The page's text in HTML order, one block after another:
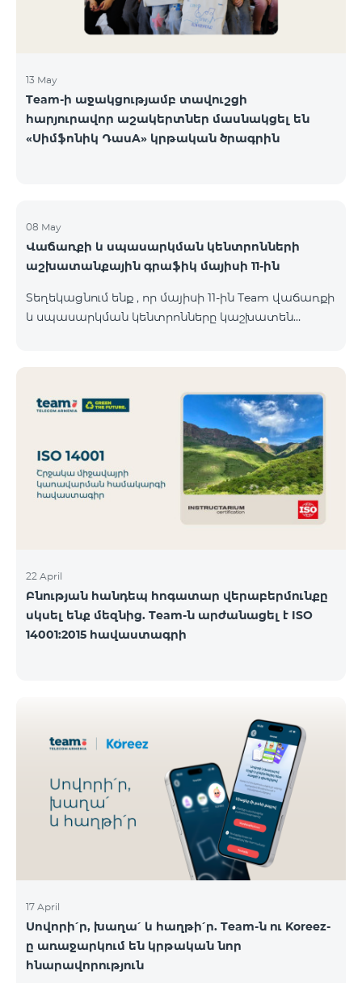
13 May
Team-ի աջակցությամբ տավուշցի
հարյուրավոր աշակերտներ մասնակցել են
«Սիմֆոնիկ ԴասA» կրթական ծրագրին
08 May
Վաճառքի և սպասարկման կենտրոնների
աշխատանքային գրաֆիկ մայիսի 11-ին
Տեղեկացնում ենք , որ մայիսի 11-ին Team վաճառքի
և սպասարկման կենտրոնները կաշխատեն
Բնականուն գրաֆիկը Մայիսի 11-ի փոփոխված
գրաֆիկը Երևան Կիլիկիա 09:00-18:00 09:00-17:00
Երևան Անդրանիկ 09:00-18:00 09:00-17:00 Երևան
ՀԱԹ 09:00-20:00 09:00-17:00 Երևան Ազատություն
09:00-19:00 09:00-17:00 Երևան Կոմիտաս 1 09:00-
19:00 09:00-17:00 Երևան Դավիթաշեն 09:00-20:00
22 April
Բնության հանդեպ հոգատար վերաբերմունքը
սկսել ենք մեզնից. Team-ն արժանացել է ISO
14001:2015 հավաստագրի
17 April
Սովորի՛ր, խաղա՛ և հաղթի՛ր. Team-ն ու Koreez-
ը առաջարկում են կրթական նոր
հնարավորություն